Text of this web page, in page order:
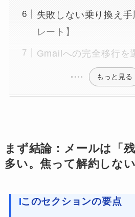
失敗しない乗り換え
レート】
Gmailへの完全移行を
もっと見る
まず結論：メールは「
多い。焦って解約しない
このセクションの要点